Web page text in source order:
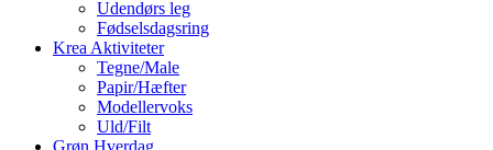
Udendørs leg
Fødselsdagsring
Krea Aktiviteter
Tegne/Male
Papir/Hæfter
Modellervoks
Uld/Filt
Grøn Hverdag